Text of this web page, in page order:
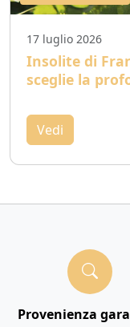
17 luglio 2026
Insolite di
sceglie la
Vedi
Provenienza